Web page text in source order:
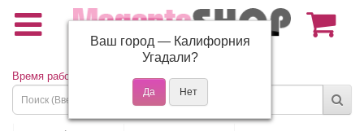
(495) 150-01-37
Время работы: Пн - Пт 9:30 - 19:00
Ваш город — Калифорния
Угадали?